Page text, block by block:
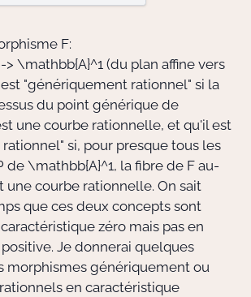
Bibliothèque
Informatique
F:
\mathbb{A}^1 (du plan affine vers
"génériquement rationnel" si la
du point générique de
une courbe rationnelle, et qu'il est
si, pour presque tous les
de \mathbb{A}^1, la fibre de F au-
une courbe rationnelle. On sait
que ces deux concepts sont
zéro mais pas en
Je donnerai quelques
morphismes génériquement ou
en caractéristique